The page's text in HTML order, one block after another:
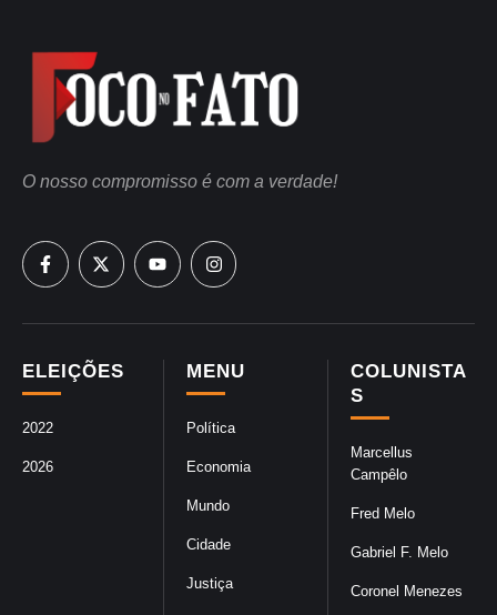
COLUNISTA
S
Marcellus
Campêlo
Fred Melo
Gabriel F. Melo
Coronel Menezes
MENU
Política
Economia
Mundo
Cidade
Justiça
ELEIÇÕES
2022
2026
O nosso compromisso é com a verdade!